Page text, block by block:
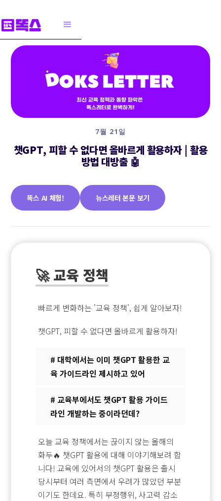
7월 21일
챗GPT, 피할 수 없다면 올바르게 활용하자 | 활용
방법 대방출 🤖
똑스 AI 체험! 뉴스레터 본문 보기
🚀 교육 정책
빠르게 변화하는 '교육 정책', 쉽게 알아보자!
챗GPT, 피할 수 없다면 올바르게 활용하자!
# 대학에서는 이미 챗GPT 활용한 교
육 가이드라인 제시하고 있어
# 교육부에서도 챗GPT 활용 가이드
라인 개발하는 중이라던데?
오늘 교육 정책에서는 끊이지 않는 올해의
화두🔥 챗GPT 활용에 대해 이야기해보려 합
니다! 교육에 있어서의 챗GPT 활용은 출시
당시부터 여러 측면에서 우려가 많았던 부분
이기도 한데요. 특히 부정행위, 사고력 감소